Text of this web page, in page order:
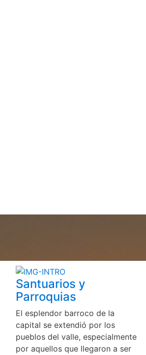
Santuarios y
Parroquias
El esplendor barroco de la
capital se extendió por los
pueblos del valle, especialmente
por aquellos que llegaron a ser